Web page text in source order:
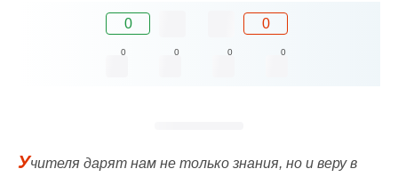
0 0
0 0 0 0
Учителя дарят нам не только знания, но и веру в